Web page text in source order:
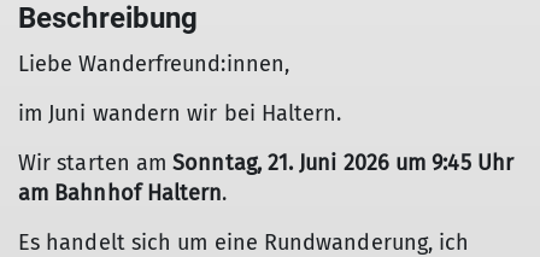
Beschreibung
Liebe Wanderfreund:innen,
im Juni wandern wir bei Haltern.
Wir starten amSonntag, 21. Juni 2026 um 9:45 Uhr
am Bahnhof Haltern.
Es handelt sich um eine Rundwanderung, ich